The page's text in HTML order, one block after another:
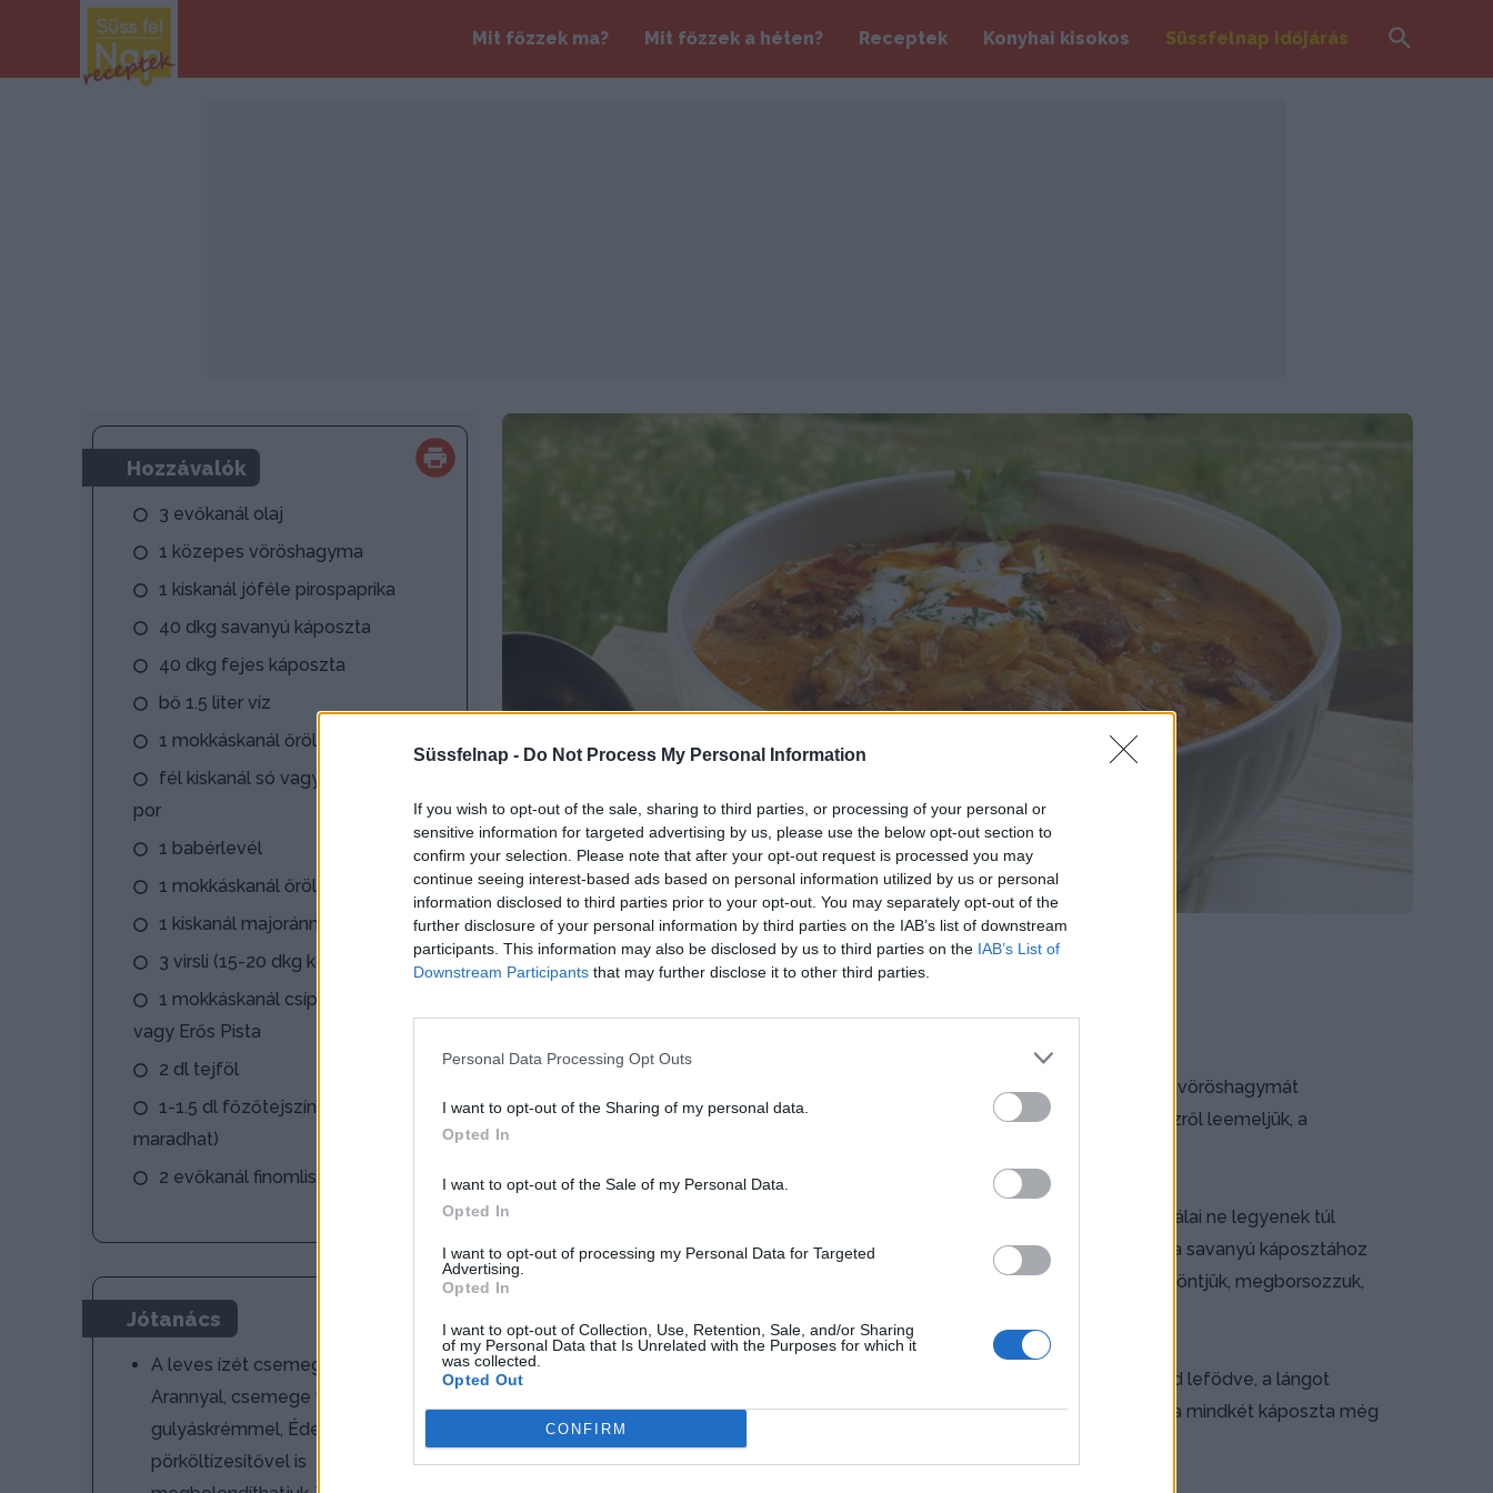
Süssfelnap - Do Not Process My Personal Information
If you wish to opt-out of the sale, sharing to third parties, or processing of your personal or
sensitive information for targeted advertising by us, please use the below opt-out section to
confirm your selection. Please note that after your opt-out request is processed you may
continue seeing interest-based ads based on personal information utilized by us or personal
information disclosed to third parties prior to your opt-out. You may separately opt-out of the
further disclosure of your personal information by third parties on the IAB’s list of downstream
participants. This information may also be disclosed by us to third parties on the IAB’s List of
Downstream Participants that may further disclose it to other third parties.
Personal Data Processing Opt Outs
I want to opt-out of the Sharing of my personal data.
Opted In
I want to opt-out of the Sale of my Personal Data.
Opted In
I want to opt-out of processing my Personal Data for Targeted
Advertising.
Opted In
I want to opt-out of Collection, Use, Retention, Sale, and/or Sharing
of my Personal Data that Is Unrelated with the Purposes for which it
was collected.
Opted Out
CONFIRM
Mit főzzek ma? Mit főzzek a héten? Receptek Konyhai kisokos Süssfelnap időjárás Search
Hozzávalók
3 evőkanál olaj
1 közepes vöröshagyma
1 kiskanál jóféle pirospaprika
40 dkg savanyú káposzta
40 dkg fejes káposzta
bő 1.5 liter víz
1 mokkáskanál őrölt fekete bors
fél kiskanál só vagy ételízesítő
por
1 babérlevél
1 mokkáskanál őrölt kömény
1 kiskanál majoránna
3 virsli (15-20 dkg kolbász is lehet)
1 mokkáskanál csípős Piros Arany
vagy Erős Pista
2 dl tejföl
1-1.5 dl főzőtejszín (ez el is
maradhat)
2 evőkanál finomliszt
Jótanács
A leves ízét csemege Piros
Arannyal, csemege vagy csípős
gulyáskrémmel, Édes Annával és
pörköltízesítővel is
Korhelyleves felesben
A bográcsot közepesen erős tűz fölé helyezzük és az olajat beleöntjük. A vöröshagymát
megtisztítjuk, finomra vágjuk és az olajon 2-3 perc alatt megfuttatjuk. A tűzről leemeljük, a
A savanyú káposztát, anélkül, hogy kimosnánk, néhány vágással, hogy a szálai ne legyenek túl
hosszúak fölaprítjuk, és a paprikás hagymába forgatjuk. A fejes káposztát a savanyú káposztához
hasonló vékony csíkokra vágjuk, a savanyú káposztához tesszük. A vizet ráöntjük, megborsozzuk,
3.
Erős tűz fölött fölforraljuk (a bográcsot közelebb engedjük a tűzhöz), majd lefödve, a lángot
mérsékelve (a bográcsot feljebb emelve) 35-40 percig főzzük. Akkor jó, ha mindkét káposzta még
egy kissé roppanós.